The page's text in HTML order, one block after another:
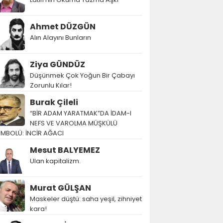
Ahmet DÜZGÜN
Alın Alayını Bunların
Ziya GÜNDÜZ
Düşünmek Çok Yoğun Bir Çabayı
Zorunlu Kılar!
Burak Çileli
“BİR ADAM YARATMAK”DA İDAM-I
NEFS VE VAROLMA MÜŞKÜLÜ
İNCİR AĞACI
Mesut BALYEMEZ
Ulan kapitalizm.
Murat GÜLŞAN
Maskeler düştü: saha yeşil, zihniyet
kara!